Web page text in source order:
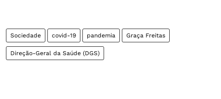
Sociedade covid-19 pandemia Graça Freitas
Direção-Geral da Saúde (DGS)